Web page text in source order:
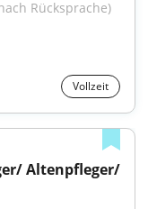
Rücksprache)
Vollzeit